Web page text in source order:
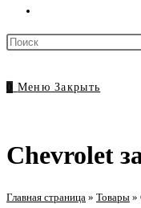
по
сайту
0 Меню Закрыть
Chevrolet
Главная страница » Товары »